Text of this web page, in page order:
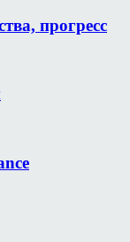
прогресс